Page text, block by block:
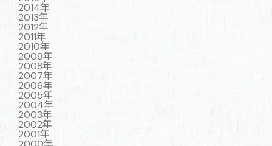
2014年
2013年
2012年
2011年
2010年
2009年
2008年
2007年
2006年
2005年
2004年
2003年
2002年
2001年